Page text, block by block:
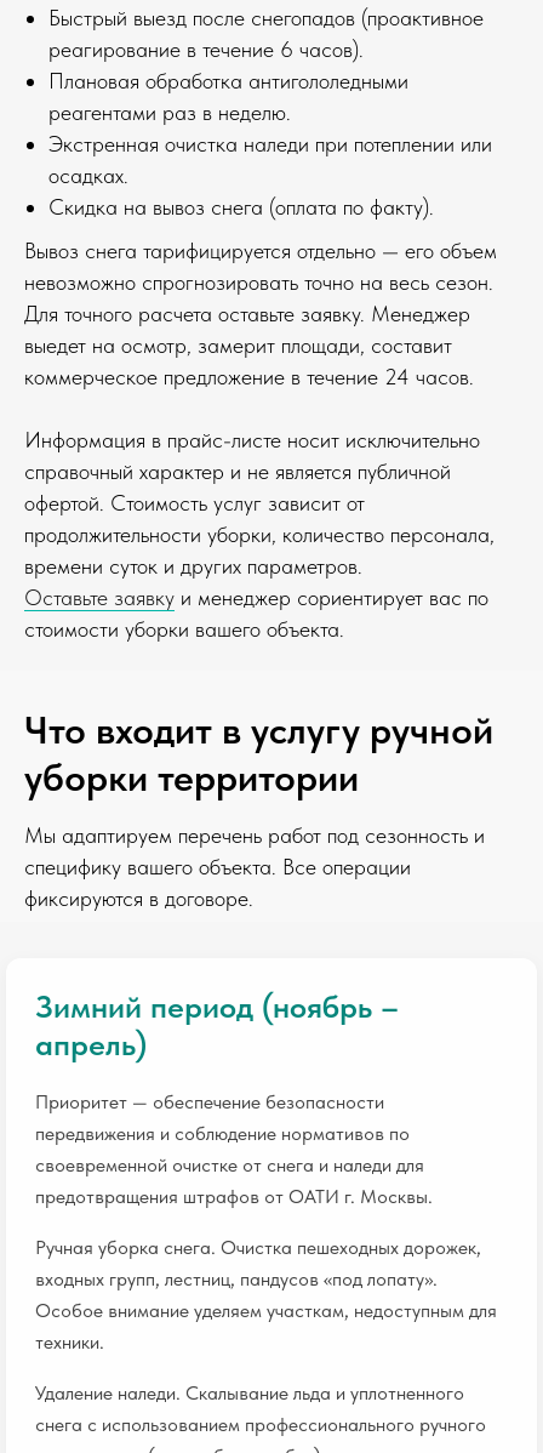
Быстрый выезд после снегопадов (проактивное
реагирование в течение 6 часов).
Плановая обработка антигололедными
реагентами раз в неделю.
Экстренная очистка наледи при потеплении или
осадках.
Скидка на вывоз снега (оплата по факту).
Вывоз снега тарифицируется отдельно — его объем
невозможно спрогнозировать точно на весь сезон.
Для точного расчета оставьте заявку. Менеджер
выедет на осмотр, замерит площади, составит
коммерческое предложение в течение 24 часов.
Информация в прайс-листе носит исключительно
справочный характер и не является публичной
офертой. Стоимость услуг зависит от
продолжительности уборки, количество персонала,
времени суток и других параметров.
Оставьте заявку и менеджер сориентирует вас по
стоимости уборки вашего объекта.
Что входит в услугу ручной
уборки территории
Мы адаптируем перечень работ под сезонность и
специфику вашего объекта. Все операции
фиксируются в договоре.
Зимний период (ноябрь –
апрель)
Приоритет — обеспечение безопасности
передвижения и соблюдение нормативов по
своевременной очистке от снега и наледи для
предотвращения штрафов от ОАТИ г. Москвы.
Ручная уборка снега. Очистка пешеходных дорожек,
входных групп, лестниц, пандусов «под лопату».
Особое внимание уделяем участкам, недоступным для
техники.
Удаление наледи. Скалывание льда и уплотненного
снега с использованием профессионального ручного